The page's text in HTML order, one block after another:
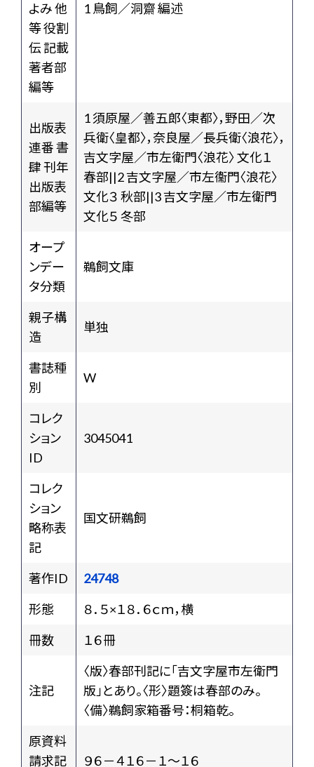
よみ 他
等 役割
伝 記載
著者部
編等
1 鳥飼／洞齋 編述
出版表
連番 書
肆 刊年
出版表
部編等
1 須原屋／善五郎〈東都〉，野田／次
兵衛〈皇都〉，奈良屋／長兵衛〈浪花〉，
吉文字屋／市左衛門〈浪花〉 文化１
春部||2 吉文字屋／市左衞門〈浪花〉
文化３ 秋部||3 吉文字屋／市左衛門
文化５ 冬部
オープ
ンデー
タ分類
鵜飼文庫
親子構
造
単独
書誌種
別
W
コレク
ション
ID
3045041
コレク
ション
略称表
記
国文研鵜飼
著作ID
24748
形態
８．５×１８．６ｃｍ，横
冊数
１６冊
注記
〈版〉春部刊記に「吉文字屋市左衛門
版」とあり。〈形〉題簽は春部のみ。
〈備〉鵜飼家箱番号：桐箱乾。
原資料
請求記
９６－４１６－１～１６